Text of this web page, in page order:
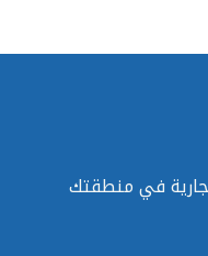
في منطقتك